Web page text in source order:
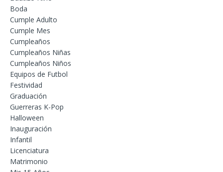
Boda
Cumple Adulto
Cumple Mes
Cumpleaños
Cumpleaños Niñas
Cumpleaños Niños
Equipos de Futbol
Festividad
Graduación
Guerreras K-Pop
Halloween
Inauguración
Infantil
Licenciatura
Matrimonio